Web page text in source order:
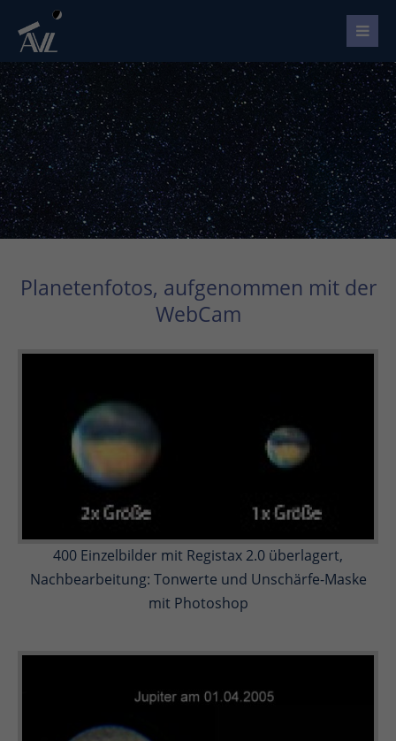
Planetenfotos, aufgenommen mit der
WebCam
400 Einzelbilder mit Registax 2.0 überlagert,
Nachbearbeitung: Tonwerte und Unschärfe-Maske
mit Photoshop